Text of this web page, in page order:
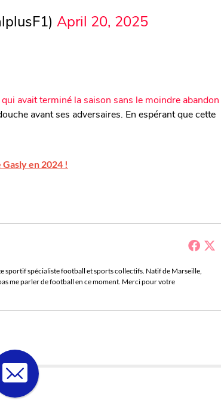
April 20, 2025
avait terminé la saison sans le moindre abandon
avant ses adversaires. En espérant que cette
en 2024 !
sportif spécialiste football et sports collectifs. Natif de Marseille,
me parler de football en ce moment. Merci pour votre